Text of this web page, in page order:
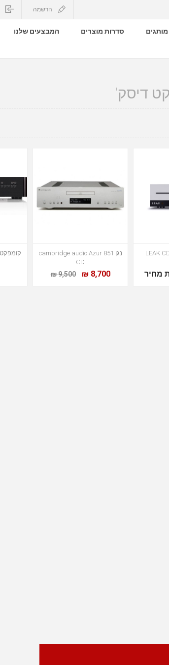
הרשמה
מותגים סדרות מוצרים המבצעים שלנו
דיסק'
LEAK
מחיר
נגן cambridge audio Azur 851
CD
8,700 ₪
9,500 ₪